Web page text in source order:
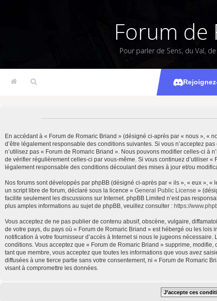
Forum de
Pour parler de Sens, du Val,
En accédant à « Forum de Romaric Briand » (désigné ci-après par « nous », «
d’être légalement responsable des conditions suivantes. Si vous n’acceptez
n’utilisez pas « Forum de Romaric Briand ». Nous pouvons modifier celles-ci à
de vérifier régulièrement celles-ci par vous-même. Si vous continuez d’utiliser
légalement responsable des conditions découlant des mises à jour et/ou
Nos forums sont développés par phpBB (désigné ci-après par « ils », « eux »,
un script libre de forum, déclaré sous la licence « General Public License »
facilite seulement les discussions sur Internet. phpBB Limited n’est pas
plus amples informations au sujet de phpBB, veuillez consulter : https://
Vous acceptez de ne pas publier de contenu abusif, obscène, vulgaire,
de votre pays, du pays où « Forum de Romaric Briand » est hébergé ou les
notification à votre fournisseur d’accès à Internet si nous le jugeons
conditions. Vous acceptez que « Forum de Romaric Briand » supprime,
tant que membre, vous acceptez que toutes les informations que vous avez
diffusées à une tierce partie sans votre consentement, ni « Forum de Romaric
visant à compromettre les données.